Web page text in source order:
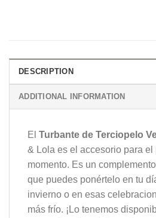
DESCRIPTION
ADDITIONAL INFORMATION
El Turbante de Terciopelo
& Lola es el accesorio para el
momento. Es un
que puedes ponértelo en tu
invierno o en esas
más frío. ¡Lo tenemos